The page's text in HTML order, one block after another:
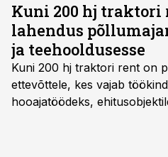
Kuni 200 hj
lahendus
ja teehooldusesse
Kuni 200 hj traktori rent on
ettevõttele, kes vajab
hooajatöödeks,